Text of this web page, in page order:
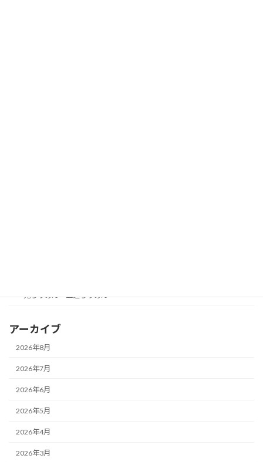
鬼ちりめん・二越ちりめん
アーカイブ
2026年8月
2026年7月
2026年6月
2026年5月
2026年4月
2026年3月